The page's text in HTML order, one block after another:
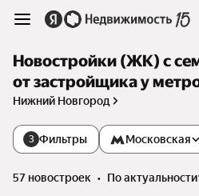
Новостройки (ЖК) с
от застройщика у
Нижний Новгород
3 Фильтры Московская
57 новостроек •
по актуальности